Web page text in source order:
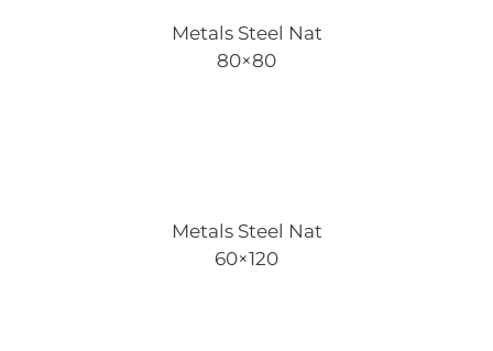
Metals Steel Nat
80×80
Metals Steel Nat
60×120